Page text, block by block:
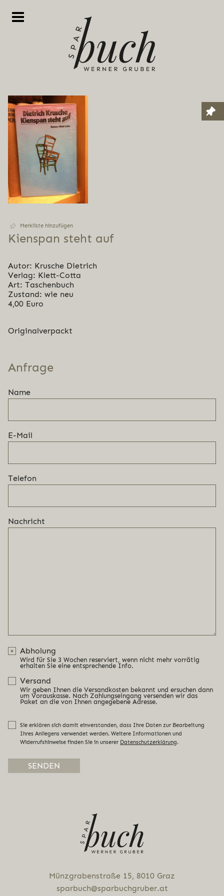
Merkliste hinzufügen
Kienspan steht auf
Autor: Krusche Dietrich
Verlag: Klett-Cotta
Art: Taschenbuch
Zustand: wie neu
4,00 Euro
Originalverpackt
Anfrage
Name
E-Mail
Telefon
Nachricht
Abholung
Wird für Sie 3 Wochen reserviert, wenn nicht mehr vorrätig
erhalten Sie eine entsprechende Info.
Versand
Wir geben Ihnen die Versandkosten bekannt und ersuchen dann
um Vorauskasse. Nach Zahlungseingang versenden wir das
Paket an die von Ihnen angegebene Adresse.
Sie erklären sich damit einverstanden, dass Ihre Daten zur Bearbeitung
Ihres Anliegens verwendet werden. Weitere Informationen und
Widerrufshinweise finden Sie in unserer Datenschutzerklärung.
Münz­gra­ben­stra­ße 15, 8010 Graz
sparbuch@sparbuchgruber.at